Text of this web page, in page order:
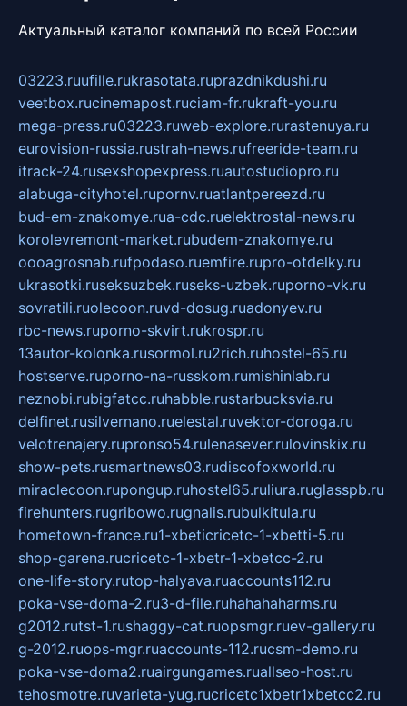
Актуальный каталог компаний по всей России
03223.ruufille.rukrasotata.ruprazdnikdushi.ru
veetbox.rucinemapost.ruciam-fr.rukraft-you.ru
mega-press.ru03223.ruweb-explore.rurastenuya.ru
eurovision-russia.rustrah-news.rufreeride-team.ru
itrack-24.rusexshopexpress.ruautostudiopro.ru
alabuga-cityhotel.rupornv.ruatlantpereezd.ru
bud-em-znakomye.rua-cdc.ruelektrostal-news.ru
korolevremont-market.rubudem-znakomye.ru
oooagrosnab.rufpodaso.ruemfire.rupro-otdelky.ru
ukrasotki.ruseksuzbek.ruseks-uzbek.ruporno-vk.ru
sovratili.ruolecoon.ruvd-dosug.ruadonyev.ru
rbc-news.ruporno-skvirt.rukrospr.ru
13autor-kolonka.rusormol.ru2rich.ruhostel-65.ru
hostserve.ruporno-na-russkom.rumishinlab.ru
neznobi.rubigfatcc.ruhabble.rustarbucksvia.ru
delfinet.rusilvernano.ruelestal.ruvektor-doroga.ru
velotrenajery.rupronso54.rulenasever.rulovinskix.ru
show-pets.rusmartnews03.rudiscofoxworld.ru
miraclecoon.rupongup.ruhostel65.ruliura.ruglasspb.ru
firehunters.rugribowo.rugnalis.rubulkitula.ru
hometown-france.ru1-xbeticricetc-1-xbetti-5.ru
shop-garena.rucricetc-1-xbetr-1-xbetcc-2.ru
one-life-story.rutop-halyava.ruaccounts112.ru
poka-vse-doma-2.ru3-d-file.ruhahahaharms.ru
g2012.rutst-1.rushaggy-cat.ruopsmgr.ruev-gallery.ru
g-2012.ruops-mgr.ruaccounts-112.rucsm-demo.ru
poka-vse-doma2.ruairgungames.ruallseo-host.ru
tehosmotre.ruvarieta-yug.rucricetc1xbetr1xbetcc2.ru